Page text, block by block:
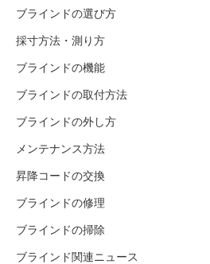
ブラインドの選び方
採寸方法・測り方
ブラインドの機能
ブラインドの取付方法
ブラインドの外し方
メンテナンス方法
昇降コードの交換
ブラインドの修理
ブラインドの掃除
ブラインド関連ニュース